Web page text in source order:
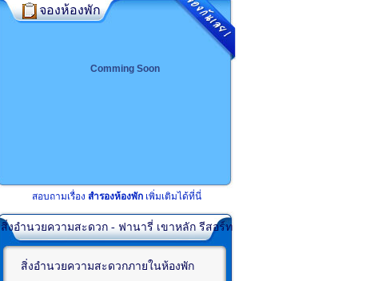
จองห้องพัก
Comming Soon
สอบถามเรื่อง สำรองห้องพัก เพิ่มเติมได้ที่นี่
สิ่งอำนวยความสะดวก - ฟานารี่ เขาหลัก รีสอร์ท
สิ่งอำนวยความสะดวกภายในห้องพัก